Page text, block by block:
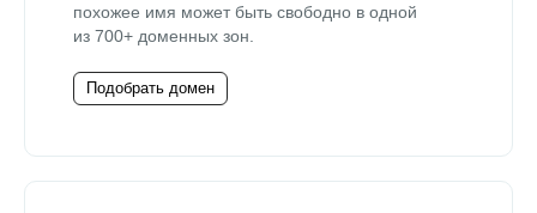
похожее имя может быть свободно в одной
из 700+ доменных зон.
Подобрать домен